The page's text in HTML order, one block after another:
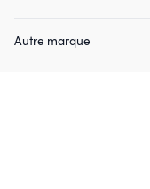
Autre marque